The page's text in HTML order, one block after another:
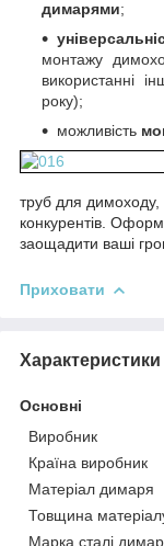
димарями;
монтажу
використанні
року);
можливість
труб для
конкурентів.
заощадити ваші
Приховати
Характеристики
Основні
Виробник
Країна виробник
Матеріал димаря
Товщина
Марка сталі